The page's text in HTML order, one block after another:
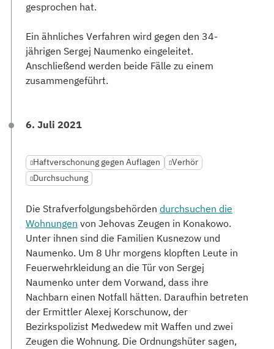
gesprochen hat.
Ein ähnliches Verfahren wird gegen den 34-
jährigen Sergej Naumenko eingeleitet.
Anschließend werden beide Fälle zu einem
zusammengeführt.
6. Juli 2021
Haftverschonung gegen Auflagen
Verhör
Durchsuchung
Die Strafverfolgungsbehörden durchsuchen die
Wohnungen von Jehovas Zeugen in Konakowo.
Unter ihnen sind die Familien Kusnezow und
Naumenko. Um 8 Uhr morgens klopften Leute in
Feuerwehrkleidung an die Tür von Sergej
Naumenko unter dem Vorwand, dass ihre
Nachbarn einen Notfall hätten. Daraufhin betreten
der Ermittler Alexej Korschunow, der
Bezirkspolizist Medwedew mit Waffen und zwei
Zeugen die Wohnung. Die Ordnungshüter sagen,